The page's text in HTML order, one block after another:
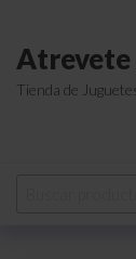
Atrevete
Tienda de